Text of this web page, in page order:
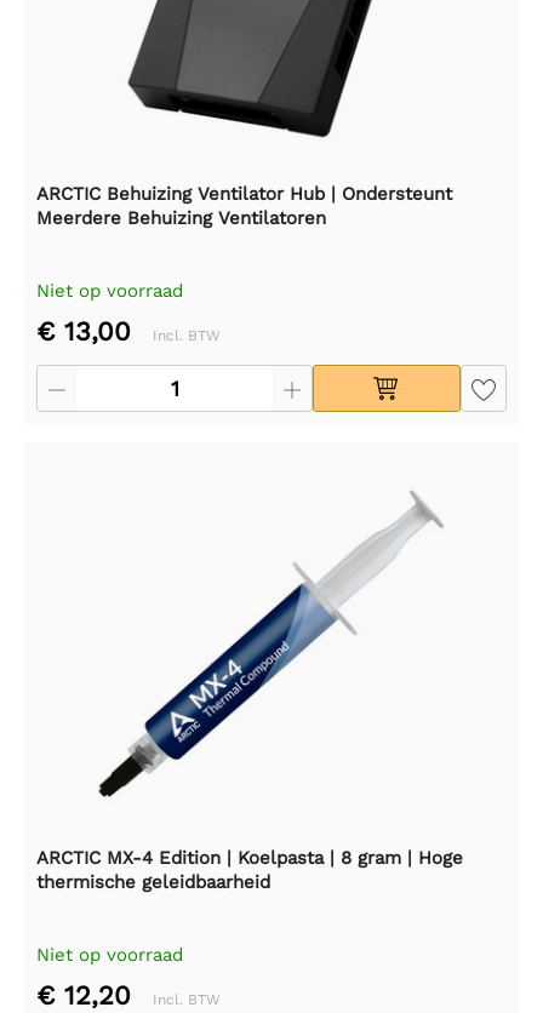
ARCTIC Behuizing Ventilator Hub | Ondersteunt
Meerdere Behuizing Ventilatoren
Niet op voorraad
€ 13,00 Incl. BTW
ARCTIC MX-4 Edition | Koelpasta | 8 gram | Hoge
thermische geleidbaarheid
Niet op voorraad
€ 12,20 Incl. BTW